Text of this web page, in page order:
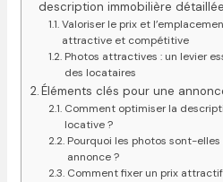
description immobilière détaillée
Valoriser le prix et
attractive et compétitive
Photos attractives : un levier
des locataires
Éléments clés pour une
Comment optimiser la
locative ?
Pourquoi les photos sont-
annonce ?
Comment fixer un prix